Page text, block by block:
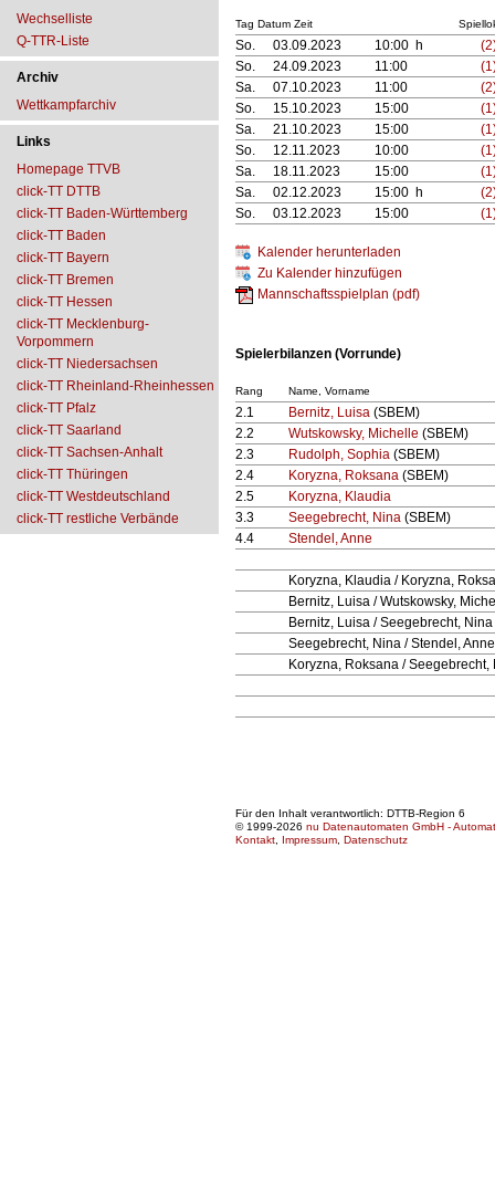
Wechselliste
Q-TTR-Liste
Archiv
Wettkampfarchiv
Links
Homepage TTVB
click-TT DTTB
click-TT Baden-Württemberg
click-TT Baden
click-TT Bayern
click-TT Bremen
click-TT Hessen
click-TT Mecklenburg-
Vorpommern
click-TT Niedersachsen
click-TT Rheinland-Rheinhessen
click-TT Pfalz
click-TT Saarland
click-TT Sachsen-Anhalt
click-TT Thüringen
click-TT Westdeutschland
click-TT restliche Verbände
Tag Datum Zeit
So. 03.09.2023 10:00 h
So.
24.09.2023 11:00
Sa.
07.10.2023 11:00
So.
15.10.2023 15:00
Sa.
21.10.2023 15:00
So.
12.11.2023 10:00
Sa.
18.11.2023 15:00
Sa.
02.12.2023 15:00 h
So.
03.12.2023 15:00
Kalender herunterladen
Zu Kalender hinzufügen
Mannschaftsspielplan (pdf)
Spielerbilanzen (Vorrunde)
Rang Name, Vorname
2.1 Bernitz, Luisa (SBEM)
2.2
Wutskowsky, Michelle (SBEM)
2.3
Rudolph, Sophia (SBEM)
2.4
Koryzna, Roksana (SBEM)
2.5
Koryzna, Klaudia
3.3
Seegebrecht, Nina (SBEM)
4.4
Stendel, Anne
Koryzna, Klaudia / Koryzna,
Bernitz, Luisa / Wutskowsky,
Bernitz, Luisa / Seegebrecht, Nina
Seegebrecht, Nina / Stendel, Anne
Koryzna, Roksana / Seegebrecht,
Für den Inhalt verantwortlich: DTTB-Region 6
© 1999-2026 nu Datenautomaten GmbH -
Kontakt
Impressum Datenschutz